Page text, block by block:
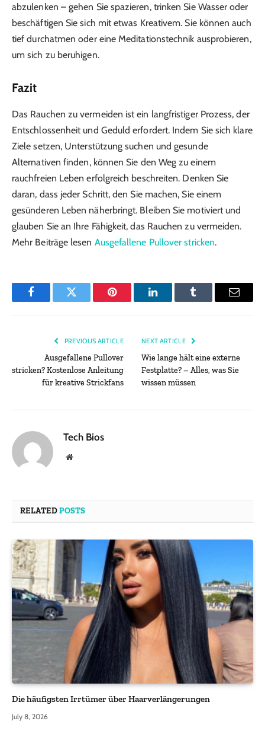
abzulenken – gehen Sie spazieren, trinken Sie Wasser oder
beschäftigen Sie sich mit etwas Kreativem. Sie können auch
tief durchatmen oder eine Meditationstechnik ausprobieren,
um sich zu beruhigen.
Fazit
Das Rauchen zu vermeiden ist ein langfristiger Prozess, der
Entschlossenheit und Geduld erfordert. Indem Sie sich klare
Ziele setzen, Unterstützung suchen und gesunde
Alternativen finden, können Sie den Weg zu einem
rauchfreien Leben erfolgreich beschreiten. Denken Sie
daran, dass jeder Schritt, den Sie machen, Sie einem
gesünderen Leben näherbringt. Bleiben Sie motiviert und
glauben Sie an Ihre Fähigkeit, das Rauchen zu vermeiden.
Mehr Beiträge lesen Ausgefallene Pullover stricken.
FacebookTwitter Pinterest LinkedInTumblr Email
PREVIOUS ARTICLE
Ausgefallene Pullover
stricken? Kostenlose Anleitung
für kreative Strickfans
NEXT ARTICLE
Wie lange hält eine externe
Festplatte? – Alles, was Sie
wissen müssen
Tech Bios
Website
RELATEDPOSTS
Die häufigsten Irrtümer über Haarverlängerungen
July 8, 2026